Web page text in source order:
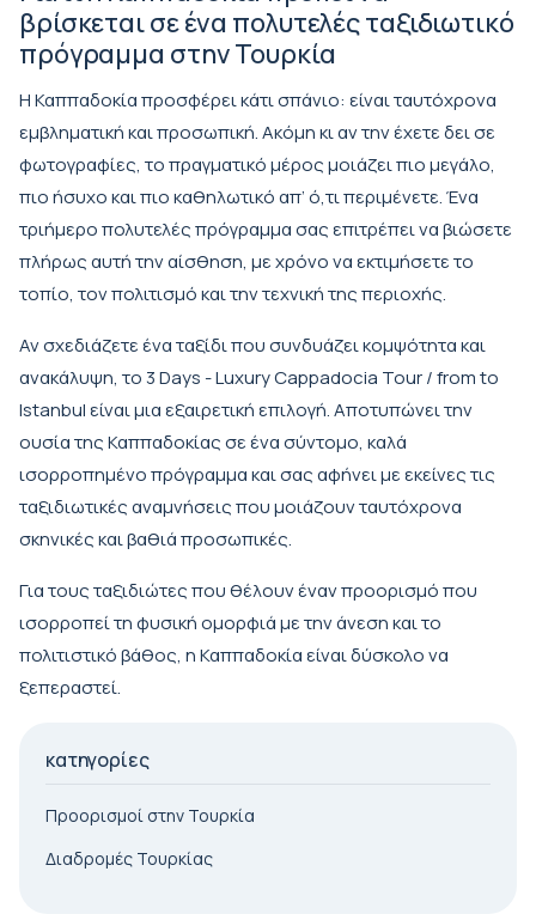
βρίσκεται σε ένα πολυτελές ταξιδιωτικό
πρόγραμμα στην Τουρκία
Η Καππαδοκία προσφέρει κάτι σπάνιο: είναι ταυτόχρονα
εμβληματική και προσωπική. Ακόμη κι αν την έχετε δει σε
φωτογραφίες, το πραγματικό μέρος μοιάζει πιο μεγάλο,
πιο ήσυχο και πιο καθηλωτικό απ’ ό,τι περιμένετε. Ένα
τριήμερο πολυτελές πρόγραμμα σας επιτρέπει να βιώσετε
πλήρως αυτή την αίσθηση, με χρόνο να εκτιμήσετε το
τοπίο, τον πολιτισμό και την τεχνική της περιοχής.
Αν σχεδιάζετε ένα ταξίδι που συνδυάζει κομψότητα και
ανακάλυψη, το 3 Days - Luxury Cappadocia Tour / from to
Istanbulείναι μια εξαιρετική επιλογή. Αποτυπώνει την
ουσία της Καππαδοκίας σε ένα σύντομο, καλά
ισορροπημένο πρόγραμμα και σας αφήνει με εκείνες τις
ταξιδιωτικές αναμνήσεις που μοιάζουν ταυτόχρονα
σκηνικές και βαθιά προσωπικές.
Για τους ταξιδιώτες που θέλουν έναν προορισμό που
ισορροπεί τη φυσική ομορφιά με την άνεση και το
πολιτιστικό βάθος, η Καππαδοκία είναι δύσκολο να
ξεπεραστεί.
κατηγορίες
Προορισμοί στην Τουρκία
Διαδρομές Τουρκίας